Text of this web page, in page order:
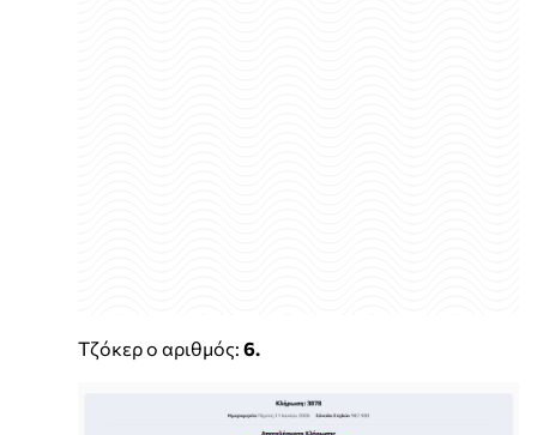
Τζόκερ ο αριθμός: 6.